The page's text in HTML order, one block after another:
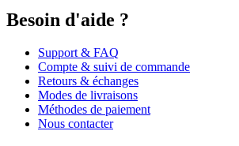
Besoin d'aide ?
Support & FAQ
Compte & suivi de commande
Retours & échanges
Modes de livraisons
Méthodes de paiement
Nous contacter